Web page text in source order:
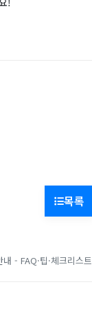
목록
- FAQ·팁·체크리스트